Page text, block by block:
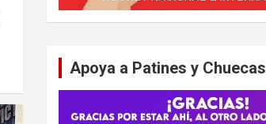
Apoya a Patines y Chuecas